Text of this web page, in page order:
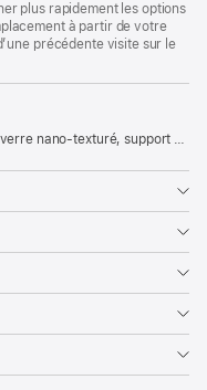
plus rapidement les options
à partir de votre
précédente visite sur le
à inclinaison et hauteur réglables